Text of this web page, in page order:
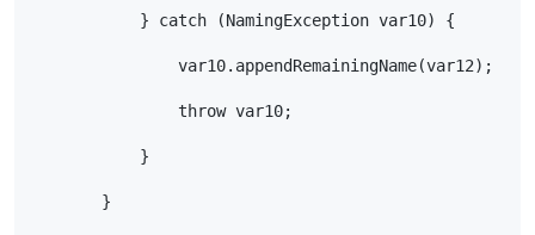
            } catch (NamingException var10) {
                var10.appendRemainingName(var12);
                throw var10;
            }
        }